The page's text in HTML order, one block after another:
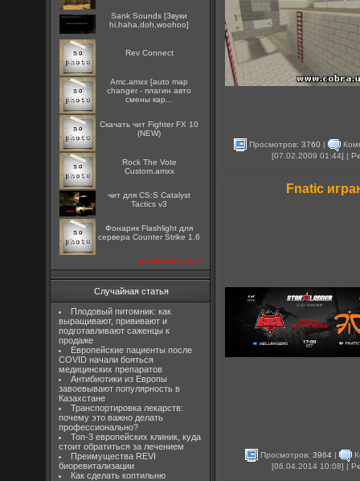
Sank Sounds [Звуки
hi,haha,doh,woohoo]
Rev Connect
Amc.amxx [auto map
changer - плагин авто
смены кар...
Скачать чит Fighter FX 10
(NEW)
Rock The Vote
Custom.amxx
чит для CS:S Catalyst
Tactics v3
Фонарик Flashlight для
сервера Counter Strike 1.6
посмотреть все
Случайная статья
Плодовый питомник: как
выращивают, прививают и
подготавливают саженцы к
продаже
Европейские пациенты после
COVID начали бояться
медицинских препаратов
Антибиотики из Европы
завоевывают популярность в
Казахстане
Транспортировка лекарств:
почему это важно делать
профессионально?
Топ-3 европейских клиник, куда
стоит обратиться за лечением
Преимущества REVI
биоревитализации
Как сделать коптильню
Просмотров:3760 |
[07.02.2009 01:44] |
Fnatic
Просмотров: 3964|
[06.04.2014 10:08] |